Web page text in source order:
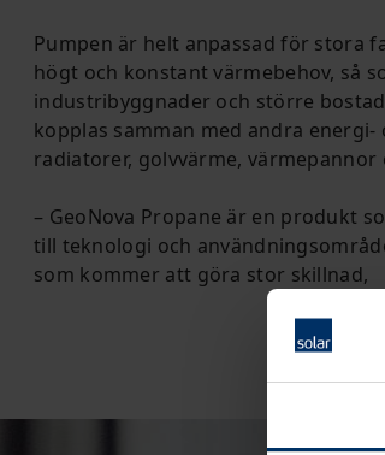
Pumpen är helt anpassad för stora
högt och konstant värmebehov, så
industribyggnader och större
kopplas samman med andra
radiatorer, golvvärme,
– GeoNova Propane är en produkt
till teknologi och
som kommer att göra stor skillnad,